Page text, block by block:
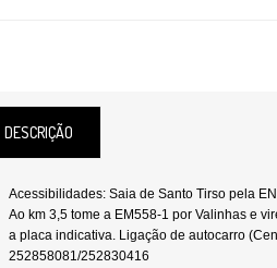
DESCRIÇÃO
Acessibilidades: Saia de Santo Tirso pela
Ao km 3,5 tome a EM558-1 por Valinhas e
a placa indicativa. Ligação de autocarro
252858081/252830416